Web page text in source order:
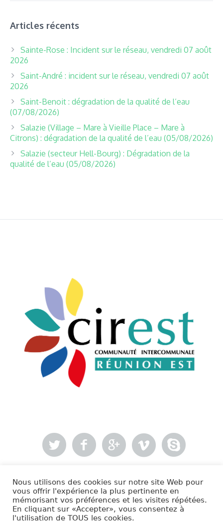
Articles récents
Sainte-Rose : Incident sur le réseau, vendredi 07 août
2026
Saint-André : incident sur le réseau, vendredi 07 août
2026
Saint-Benoit : dégradation de la qualité de l’eau
(07/08/2026)
Salazie (Village – Mare à Vieille Place – Mare à
Citrons) : dégradation de la qualité de l’eau (05/08/2026)
Salazie (secteur Hell-Bourg) : Dégradation de la
qualité de l’eau (05/08/2026)
- Mentions légales
Cirest © 2020 | Tous droits réservés.
Nous utilisons des cookies sur notre site Web pour
vous offrir l'expérience la plus pertinente en
mémorisant vos préférences et les visites répétées.
En cliquant sur «Accepter», vous consentez à
l'utilisation de TOUS les cookies.